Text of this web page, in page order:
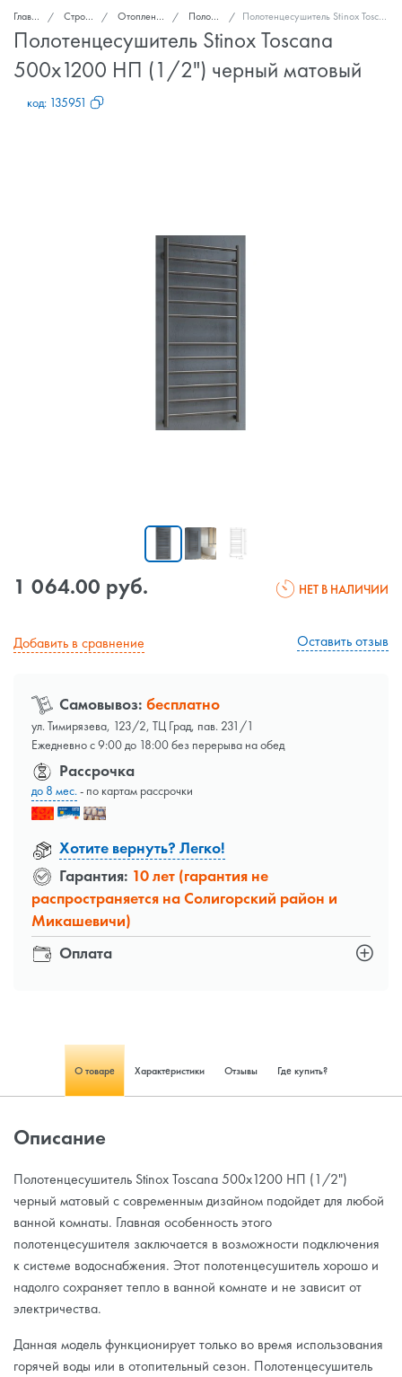
Главная Стройка и ремонт Отопление, теплоизоляция Полотенцесушители Полотенцесушитель Stinox Toscana 500x1200 НП (1/2") черный матовый
Полотенцесушитель Stinox Toscana
500x1200 НП (1/2") черный матовый
код: 135951
1 064.00 руб. НЕТ В НАЛИЧИИ
Добавить в сравнение Оставить отзыв
Самовывоз: бесплатно
ул. Тимирязева, 123/2, ТЦ Град, пав. 231/1
Ежедневно с 9:00 до 18:00 без перерыва на обед
Оплата
Рассрочка
до 8 мес.- по картам рассрочки
Хотите вернуть? Легко!
Гарантия: 10 лет (гарантия не
распространяется на Солигорский район и
Микашевичи)
О товаре Характеристики Отзывы Где купить?
Описание
Полотенцесушитель Stinox Toscana 500x1200 НП (1/2")
черный матовый с современным дизайном подойдет для любой
ванной комнаты. Главная особенность этого
полотенцесушителя заключается в возможности подключения
к системе водоснабжения. Этот полотенцесушитель хорошо и
надолго сохраняет тепло в ванной комнате и не зависит от
электричества.
Данная модель функционирует только во время использования
горячей воды или в отопительный сезон. Полотенцесушитель